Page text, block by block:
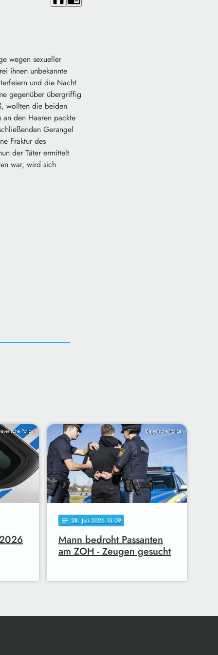
wegen sexueller
ihnen unbekannte
und die Nacht
gegenüber übergriffig
wollten die beiden
den Haaren packte
Gerangel
Fraktur des
der Täter ermittelt
war, wird sich
Polizei Bayerische Polizei
notes 28. Juli 2026 15:09
Mann bedroht Passanten
am ZOH - Zeugen gesucht